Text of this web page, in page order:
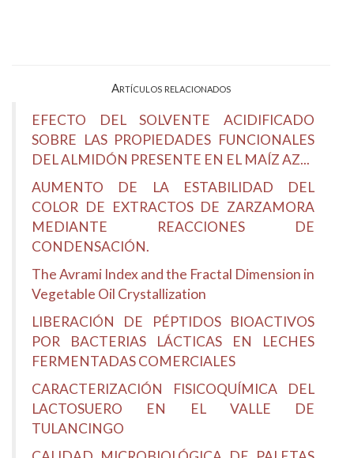
Artículos relacionados
EFECTO DEL SOLVENTE ACIDIFICADO
SOBRE LAS PROPIEDADES FUNCIONALES
DEL ALMIDÓN PRESENTE EN EL MAÍZ AZ...
AUMENTO DE LA ESTABILIDAD DEL
COLOR DE EXTRACTOS DE ZARZAMORA
MEDIANTE REACCIONES DE
CONDENSACIÓN.
The Avrami Index and the Fractal Dimension in
Vegetable Oil Crystallization
LIBERACIÓN DE PÉPTIDOS BIOACTIVOS
POR BACTERIAS LÁCTICAS EN LECHES
FERMENTADAS COMERCIALES
CARACTERIZACIÓN FISICOQUÍMICA DEL
LACTOSUERO EN EL VALLE DE
TULANCINGO